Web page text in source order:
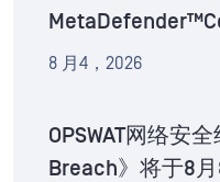
8 月4，2026
OPSWAT网络安
Breach》将于8